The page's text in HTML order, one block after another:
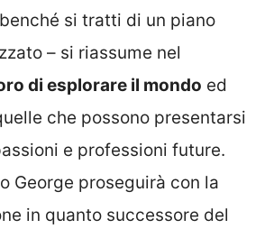
si tratti di un piano
– si riassume nel
di esplorare il mondo ed
che possono presentarsi
e professioni future.
George proseguirà con la
in quanto successore del